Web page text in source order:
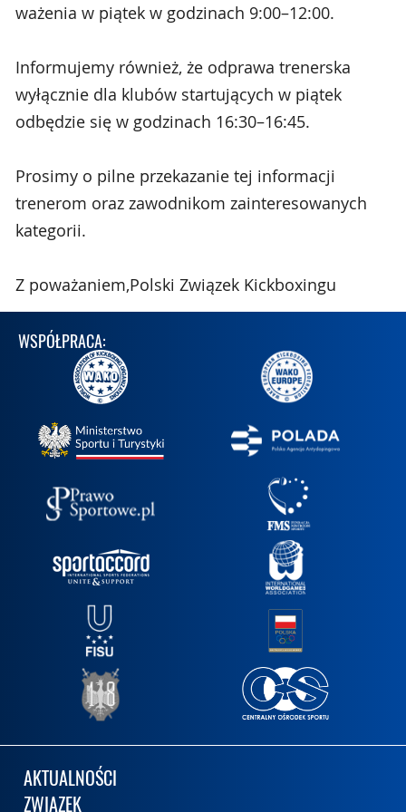
ważenia w piątek w godzinach 9:00–12:00.
Informujemy również, że odprawa trenerska
wyłącznie dla klubów startujących w piątek
odbędzie się w godzinach 16:30–16:45.
Prosimy o pilne przekazanie tej informacji
trenerom oraz zawodnikom zainteresowanych
kategorii.
Z poważaniem,Polski Związek Kickboxingu
WSPÓŁPRACA:
AKTUALNOŚCI
ZWIĄZEK